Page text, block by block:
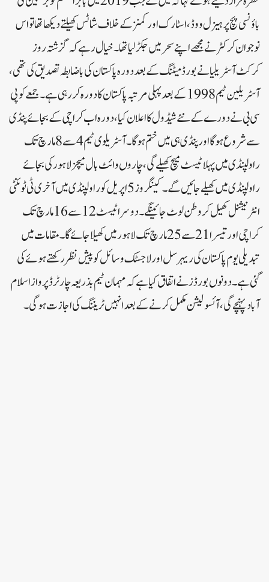
باؤنسی پچ پر ہیزل ووڈ، اسٹارک اور کمنز کے خلاف شاٹس کھیلتے دیکھا تھا تو اس
نوجوان کرکٹر نے مجھے اپنے سحر میں جکڑ لیا تھا۔خیال رہے کہ گزشتہ روز
کرکٹ آسٹریلیا نے بورڈ میٹنگ کے بعد دورہ پاکستان کی باضابطہ تصدیق کی تھی،
آسٹریلین ٹیم 1998کے بعد پہلی مرتبہ پاکستان کا دورہ کررہی ہے۔جمعے کو پی
سی بی نے دورے کے نئے شیڈول کا اعلان کیا ، دورہ اب کراچی کے بجائے پنڈی
سے شروع ہوگا اور پنڈی ہی میں ختم ہوگا۔ آسٹریلوی ٹیم 4سے 8 مارچ تک
راولپنڈی میں پہلا ٹیسٹ میچ کھیلے گی، چاروں وائٹ بال میچز لاہور کی بجائے
راولپنڈی میں کھیلے جائیں گے۔کینگروز 5 اپریل کو راولپنڈی میں آخری ٹی ٹوئنٹی
انٹرنیشنل کھیل کر وطن لوٹ جائینگے۔ دوسرا ٹیسٹ 12 سے 16 مارچ تک
کراچی اور تیسرا 21 سے 25 مارچ تک لاہور میں کھیلا جائے گا۔ مقامات میں
تبدیلی یوم پاکستان کی ریہرسل اور لاجسٹک وسائل کو پیش نظر رکھتے ہوئے کی
گئی ہے۔دونوں بورڈز نے اتفاق کیا ہے کہ مہمان ٹیم بذریعہ چارٹرڈ پرواز اسلام
آباد پہنچے گی، آئسولیشن مکمل کرنے کے بعد انہیں ٹریننگ کی اجازت ہوگی۔